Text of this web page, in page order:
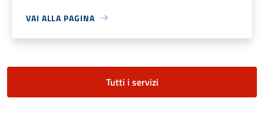
VAI ALLA PAGINA
Tutti i servizi